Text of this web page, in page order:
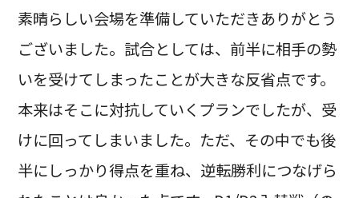
素晴らしい会場を準備していただきありがとう
ございました。試合としては、前半に相手の勢
いを受けてしまったことが大きな反省点です。
本来はそこに対抗していくプランでしたが、受
けに回ってしまいました。ただ、その中でも後
半にしっかり得点を重ね、逆転勝利につなげら